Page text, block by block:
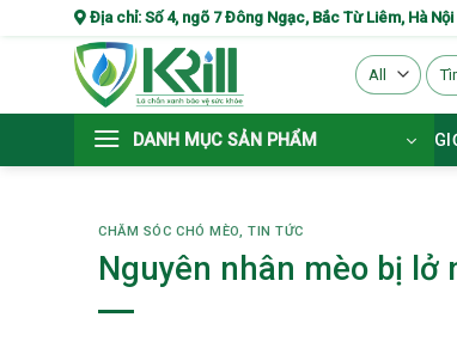
to
Địa chỉ: Số 4, ngõ 7 Đông Ngạc, Bắc Từ Liêm, Hà Nội
for:
DANH MỤC SẢN PHẨM
CHĂM SÓC CHÓ MÈO,TIN TỨC
Nguyên nhân mèo bị